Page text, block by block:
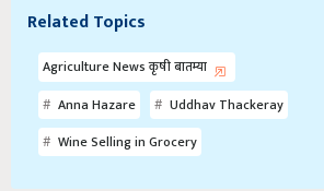
Related Topics
Agriculture News कृषी बातम्या
Anna Hazare
Uddhav Thackeray
Wine Selling in Grocery